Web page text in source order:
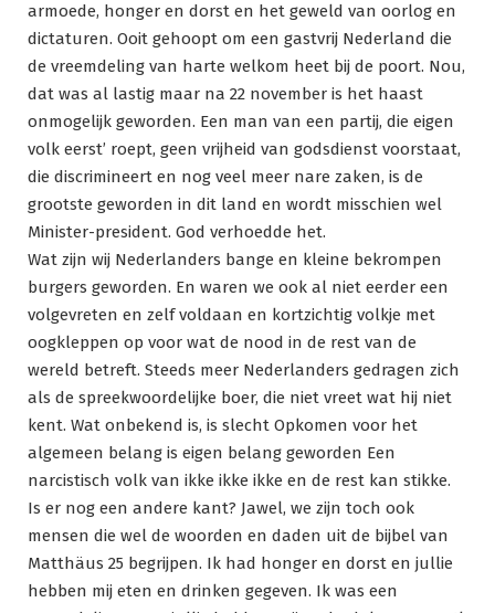
armoede, honger en dorst en het geweld van oorlog en
dictaturen. Ooit gehoopt om een gastvrij Nederland die
de vreemdeling van harte welkom heet bij de poort. Nou,
dat was al lastig maar na 22 november is het haast
onmogelijk geworden. Een man van een partij, die eigen
volk eerst’ roept, geen vrijheid van godsdienst voorstaat,
die discrimineert en nog veel meer nare zaken, is de
grootste geworden in dit land en wordt misschien wel
Minister-president. God verhoedde het.
Wat zijn wij Nederlanders bange en kleine bekrompen
burgers geworden. En waren we ook al niet eerder een
volgevreten en zelf voldaan en kortzichtig volkje met
oogkleppen op voor wat de nood in de rest van de
wereld betreft. Steeds meer Nederlanders gedragen zich
als de spreekwoordelijke boer, die niet vreet wat hij niet
kent. Wat onbekend is, is slecht Opkomen voor het
algemeen belang is eigen belang geworden Een
narcistisch volk van ikke ikke ikke en de rest kan stikke.
Is er nog een andere kant? Jawel, we zijn toch ook
mensen die wel de woorden en daden uit de bijbel van
Matthäus 25 begrijpen. Ik had honger en dorst en jullie
hebben mij eten en drinken gegeven. Ik was een